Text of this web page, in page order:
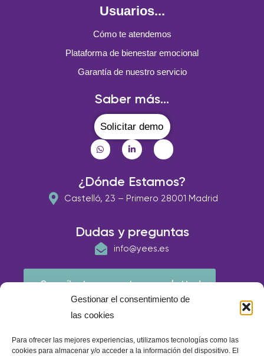
Gestionar el consentimiento de
las cookies
Para ofrecer las mejores experiencias, utilizamos tecnologías como las
cookies para almacenar y/o acceder a la información del dispositivo. El
Usuarios...
Cómo te atendemos
Plataforma de bienestar emocional
Garantía de nuestro servicio
Saber más...
Solicitar demo
¿Dónde Estamos?
Castelló, 23 – Primero 28001 Madrid
Dudas y preguntas
info@yees.es
¡Suscríbete a nuestra newsletter!